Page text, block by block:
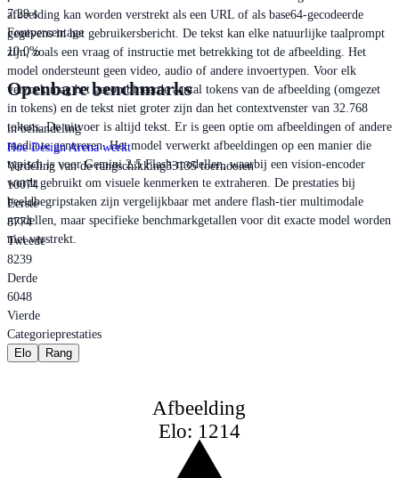
afbeelding kan worden verstrekt als een URL of als base64-gecodeerde
gegevens in het gebruikersbericht. De tekst kan elke natuurlijke taalprompt
zijn, zoals een vraag of instructie met betrekking tot de afbeelding. Het
model ondersteunt geen video, audio of andere invoertypen. Voor elk
verzoek mag het gecombineerde aantal tokens van de afbeelding (omgezet
in tokens) en de tekst niet groter zijn dan het contextvenster van 32.768
tokens. De uitvoer is altijd tekst. Er is geen optie om afbeeldingen of andere
media te genereren. Het model verwerkt afbeeldingen op een manier die
typisch is voor Gemini 2.5 Flash-modellen, waarbij een vision-encoder
wordt gebruikt om visuele kenmerken te extraheren. De prestaties bij
beeldbegripstaken zijn vergelijkbaar met andere flash-tier multimodale
modellen, maar specifieke benchmarkgetallen voor dit exacte model worden
niet verstrekt.
7.29 s
Foutpercentage
10.0%
Openbare benchmarks
in behandeling
Hoe Design Arena werkt
Verdeling van de rangschikking33135 toernooien
10074
Eerste
8774
Tweede
8239
Derde
6048
Vierde
Categorieprestaties
Elo
Rang
Afbeelding
Elo: 1214